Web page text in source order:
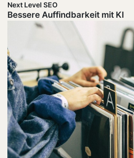
Next Level SEO
Bessere Auffindbarkeit mit KI